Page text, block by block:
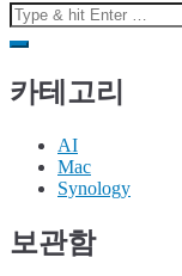
Search
for:
카테고리
AI
Mac
Synology
보관함